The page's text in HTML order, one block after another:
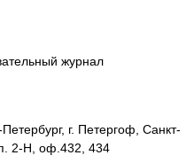
журнал
г. Петергоф, Санкт-
2-Н, оф.432, 434